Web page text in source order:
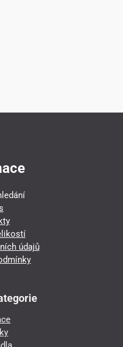
údajů